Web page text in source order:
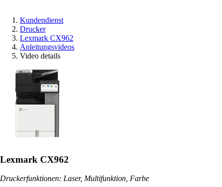
Kundendienst
Drucker
Lexmark CX962
Anleitungsvideos
Video details
Lexmark CX962
Druckerfunktionen: Laser, Multifunktion, Farbe